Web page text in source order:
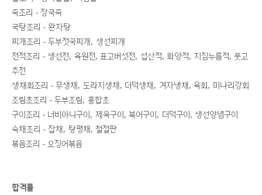
죽조리 - 장국죽
국탕조리 - 완자탕
찌개조리 - 두부젓국찌개, 생선찌개
전적조리 - 생선전, 육원전, 표고버섯전, 섭산적, 화양적, 지짐누름적, 풋고
추전
생채회조리 - 무생채, 도라지생채, 더덕생채, 겨자냉채, 육회, 미나리강회
조림초조리 - 두부조림, 홍합초
구이조리 - 너비아니구이, 제육구이, 북어구이, 더덕구이, 생선양념구이
숙채조리 - 잡채, 탕평채, 철절판
볶음조리 - 오징어볶음
합격률